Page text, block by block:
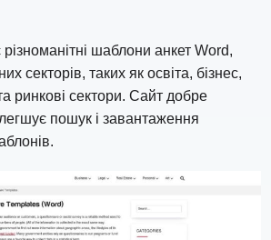
шаблони анкет Word,
секторів, таких як освіта, бізнес,
ринкові сектори. Сайт добре
пошук і завантаження